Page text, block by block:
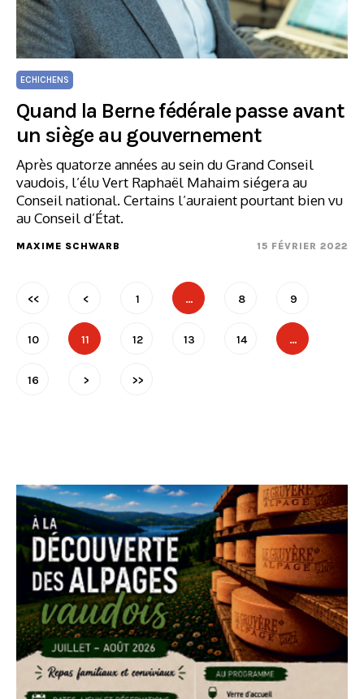
ECHICHENS
Quand la Berne fédérale passe avant
un siège au gouvernement
Après quatorze années au sein du Grand Conseil
vaudois, l’élu Vert Raphaël Mahaim siégera au
Conseil national. Certains l’auraient pourtant bien vu
au Conseil d’État.
MAXIME SCHWARB 15 FÉVRIER 2022
<< < 1 … 8 9
10 11 12 13 14 …
16 > >>